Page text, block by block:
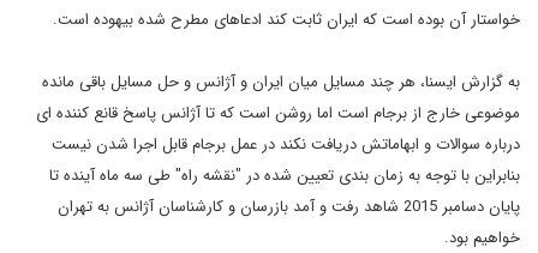
خواستار آن بوده است که ایران ثابت کند ادعاهای مطرح شده بیهوده است.
به گزارش ایسنا، هر چند مسایل میان ایران و آژانس و حل مسایل باقی مانده
موضوعی خارج از برجام است اما روشن است که تا آژانس پاسخ قانع کننده ای
درباره سوالات و ابهاماتش دریافت نکند در عمل برجام قابل اجرا شدن نیست
بنابراین با توجه به زمان بندی تعیین شده در "نقشه راه" طی سه ماه آینده تا
پایان دسامبر 2015 شاهد رفت و آمد بازرسان و کارشناسان آژانس به تهران
خواهیم بود.